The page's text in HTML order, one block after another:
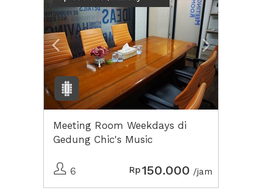
Meeting Room Weekdays di
Gedung Chic's Music
6 Rp150.000 /jam